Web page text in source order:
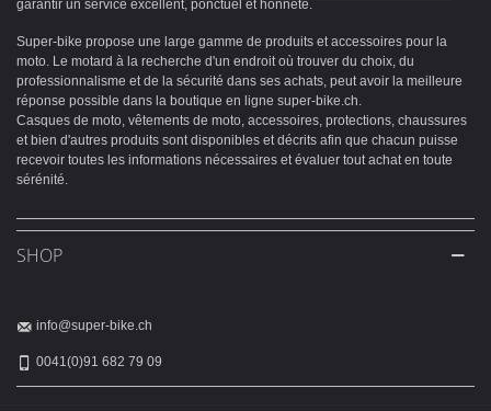
garantir un service excellent, ponctuel et honnête.
Super-bike propose une large gamme de produits et accessoires pour la
moto. Le motard à la recherche d'un endroit où trouver du choix, du
professionnalisme et de la sécurité dans ses achats, peut avoir la meilleure
réponse possible dans la boutique en ligne super-bike.ch.
Casques de moto, vêtements de moto, accessoires, protections, chaussures
et bien d'autres produits sont disponibles et décrits afin que chacun puisse
recevoir toutes les informations nécessaires et évaluer tout achat en toute
sérénité.
SHOP
info@super-bike.ch
0041(0)91 682 79 09